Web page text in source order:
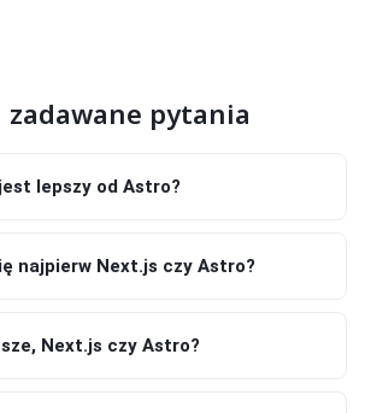
zadawane pytania
lepszy od Astro?
najpierw Next.js czy Astro?
Next.js czy Astro?